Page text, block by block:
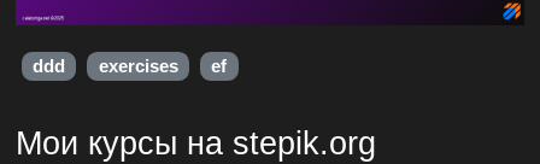
ddd exercises ef
Мои курсы на stepik.org